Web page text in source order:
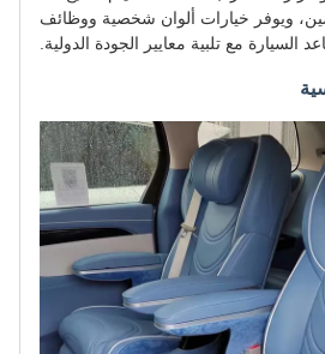
ويوفر خيارات ألوان شخصية ووظائف
السيارة مع تلبية معايير الجودة الدولية.